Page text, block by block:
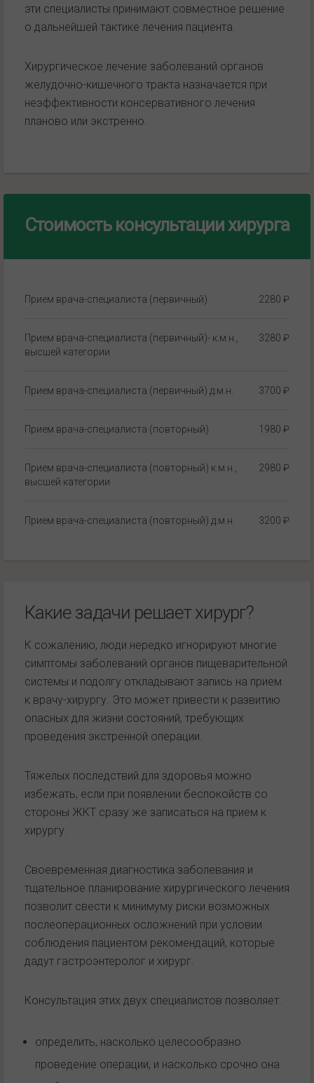
эти специалисты принимают совместное решение
о дальнейшей тактике лечения пациента.
Хирургическое лечение заболеваний органов
желудочно-кишечного тракта назначается при
неэффективности консервативного лечения
планово или экстренно.
Стоимость консультации хирурга
Прием врача-специалиста (первичный) 2280 ₽
Прием врача-специалиста (первичный)- к.м.н.,
высшей категории
3280 ₽
Прием врача-специалиста (первичный) д.м.н. 3700 ₽
Прием врача-специалиста (повторный) 1980 ₽
Прием врача-специалиста (повторный) к.м.н.,
высшей категории
2980 ₽
Прием врача-специалиста (повторный) д.м.н. 3200 ₽
Какие задачи решает хирург?
К сожалению, люди нередко игнорируют многие
симптомы заболеваний органов пищеварительной
системы и подолгу откладывают запись на прием
к врачу-хирургу. Это может привести к развитию
опасных для жизни состояний, требующих
проведения экстренной операции.
Тяжелых последствий для здоровья можно
избежать, если при появлении беспокойств со
стороны ЖКТ сразу же записаться на прием к
хирургу.
Своевременная диагностика заболевания и
тщательное планирование хирургического лечения
позволит свести к минимуму риски возможных
послеоперационных осложнений при условии
соблюдения пациентом рекомендаций, которые
дадут гастроэнтеролог и хирург.
Консультация этих двух специалистов позволяет:
определить, насколько целесообразно
проведение операции, и насколько срочно она